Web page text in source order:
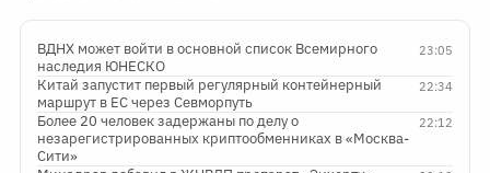
23:05
ВДНХ может войти в основной список Всемирного
наследия ЮНЕСКО
22:34
Китай запустит первый регулярный контейнерный
маршрут в ЕС через Севморпуть
22:12
Более 20 человек задержаны по делу о
незарегистрированных криптообменниках в «Москва-
Сити»